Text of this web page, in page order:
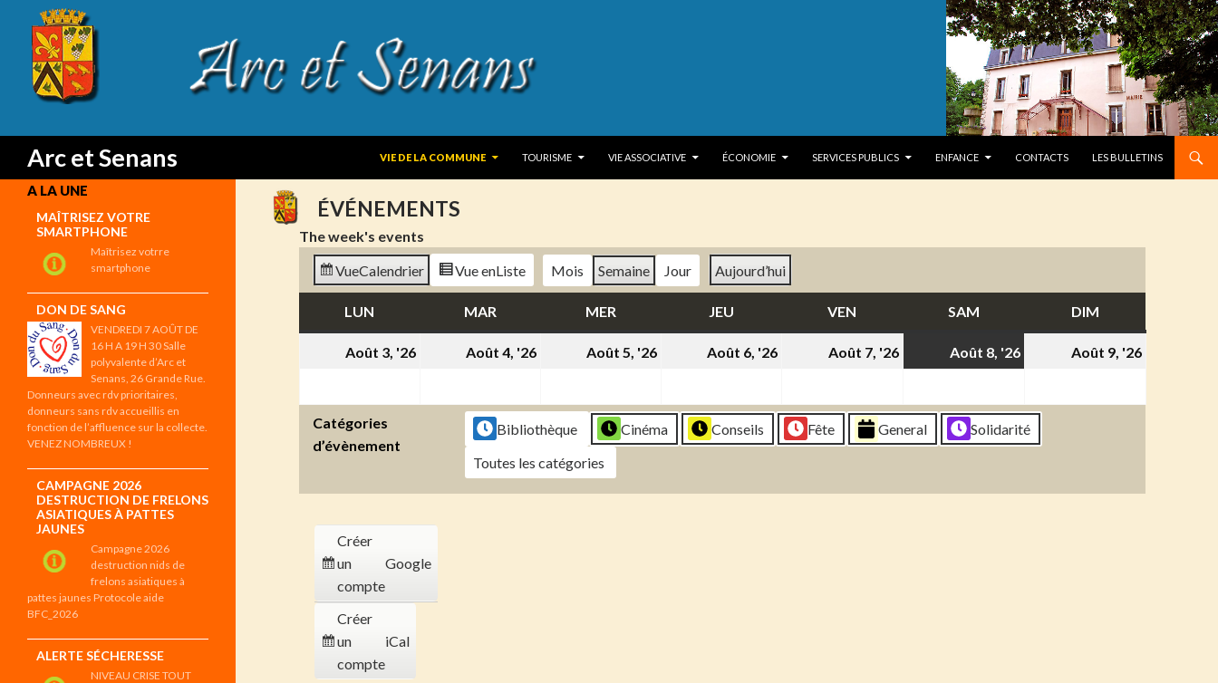
Arc et Senans
Search
VIE DE LA COMMUNE
TOURISME VIE ASSOCIATIVE ÉCONOMIE SERVICES PUBLICS ENFANCE CONTACTS LES BULLETINS
ÉVÉNEMENTS
The week's events
VueCalendrier Vue enListe Mois Semaine Jour Aujourd’hui
LUN MARMARDI MERMERCREDI JEU VEN SAM DIM
Août 3, '26
2026
Août 4, '26
2026
Août 5, '26
2026
Août 6, '26
2026
Août 7, '26
2026
Août 8, '26
2026
Août 9, '26
2026
Catégories
d’évènement
Bibliothèque Cinéma Conseils Fête General
Solidarité
Toutes les catégories
Créer
un
compte
Google
Créer
un
compte
iCal
A LA UNE
MAÎTRISEZ VOTRE
SMARTPHONE
Maîtrisez votrre
smartphone
DON DE SANG
VENDREDI 7 AOÛT DE
16 H A 19 H 30 Salle
polyvalente d’Arc et
Senans, 26 Grande Rue.
Donneurs avec rdv prioritaires,
donneurs sans rdv accueillis en
fonction de l’affluence sur la collecte.
VENEZ NOMBREUX !
CAMPAGNE 2026
DESTRUCTION DE FRELONS
ASIATIQUES À PATTES
JAUNES
Campagne 2026
destruction nids de
frelons asiatiques à
pattes jaunes Protocole aide
BFC_2026
ALERTE SÉCHERESSE
NIVEAU CRISE TOUT